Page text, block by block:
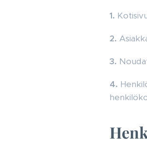
1.
2.
3.
4.